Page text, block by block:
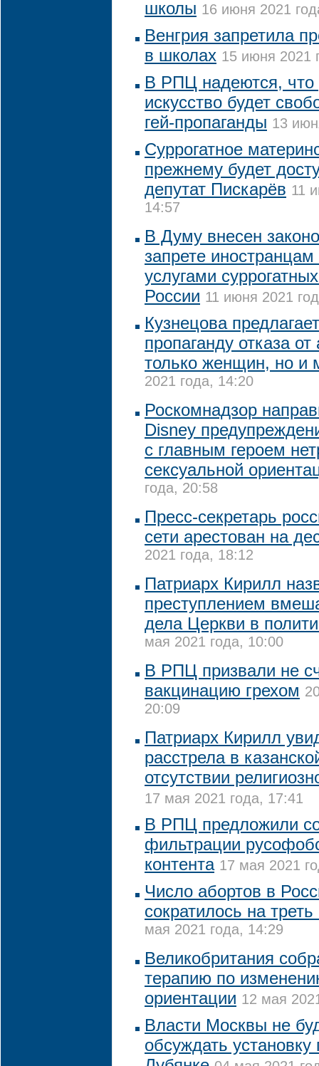
школы 16 июня 2021
Венгрия запретила
в школах 15 июня 2021
В РПЦ надеются, что
искусство будет
гей-пропаганды 13
Суррогатное
прежнему будет
депутат Пискарёв 11
14:57
В Думу внесен
запрете иностранцам
услугами
России 11 июня 2021
Кузнецова
пропаганду отказа
только женщин, но и
2021 года, 14:20
Роскомнадзор
Disney
с главным героем
сексуальной
года, 20:58
Пресс-секретарь
сети арестован на
2021 года, 18:12
Патриарх Кирилл
преступлением
дела Церкви в
мая 2021 года, 10:00
В РПЦ призвали не
вакцинацию грехом
20:09
Патриарх Кирилл
расстрела в
отсутствии
17 мая 2021 года, 17:41
В РПЦ предложили
фильтрации
контента 17 мая 2021
Число абортов в
сократилось на
мая 2021 года, 14:29
Великобритания
терапию по
ориентации 12 мая
Власти Москвы не
обсуждать